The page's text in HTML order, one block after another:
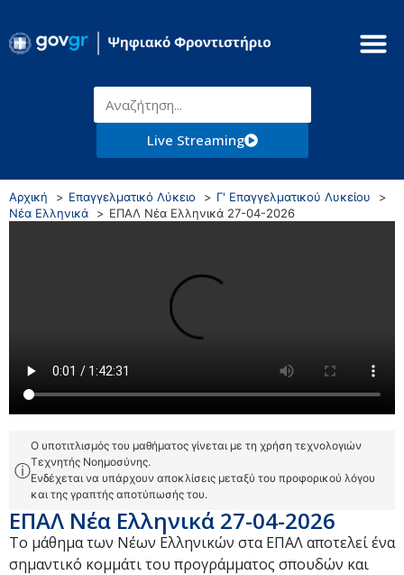
Live Streaming
Αρχική Επαγγελματικό Λύκειο
Γ' Επαγγελματικού Λυκείου
Νέα Ελληνικά
ΕΠΑΛ Νέα Ελληνικά 27-04-2026
ⓘ
Ο υποτιτλισμός του μαθήματος γίνεται με τη χρήση τεχνολογιών
Τεχνητής Νοημοσύνης.
Ενδέχεται να υπάρχουν αποκλίσεις μεταξύ του προφορικού λόγου
και της γραπτής αποτύπωσής του.
ΕΠΑΛ Νέα Ελληνικά 27-04-2026
Το μάθημα των Νέων Ελληνικών στα ΕΠΑΛ αποτελεί ένα
σημαντικό κομμάτι του προγράμματος σπουδών και